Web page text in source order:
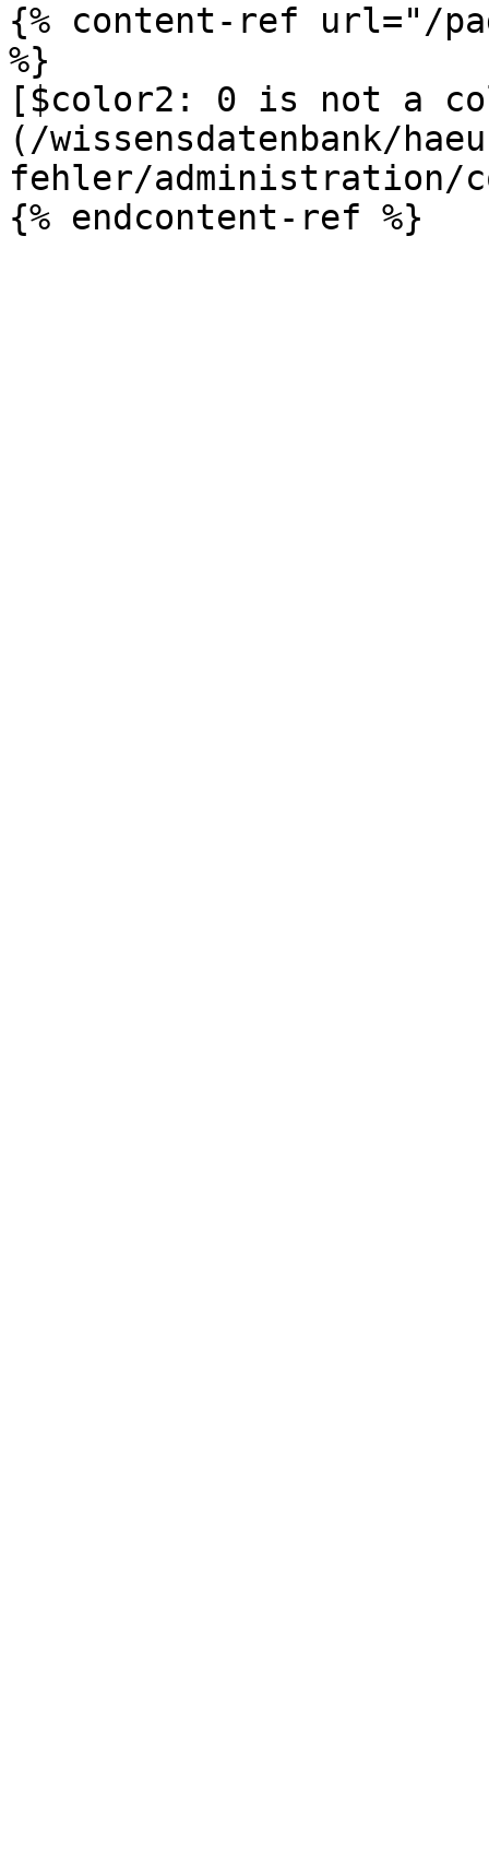
{% content-ref url="/
%}
[$color2: 0 is not a
(/wissensdatenbank/
fehler/administration/